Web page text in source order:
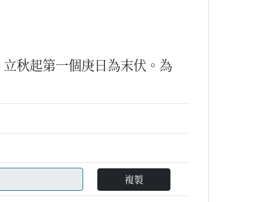
秋起第一個庚日為末伏。為
複製